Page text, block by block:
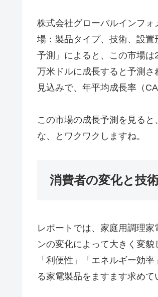
株式会社グローバルインフ
場：製品タイプ、技術、設
予測」によると、この市場
万米ドルに成長すると予測
見込みで、年平均成長率（
この市場の成長予測を見る
な、とワクワクしますね。
消費者の変化と技
レポートでは、家庭用調理
ンの変化によって大きく変
「利便性」「エネルギー効
る家電製品をますます求めて